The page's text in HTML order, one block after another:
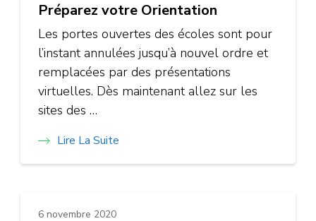
Préparez votre Orientation
Les portes ouvertes des écoles sont pour
l’instant annulées jusqu’à nouvel ordre et
remplacées par des présentations
virtuelles. Dès maintenant allez sur les
sites des …
Lire La Suite
6 novembre 2020